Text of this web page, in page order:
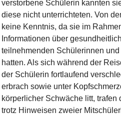
verstorbene Schülerin kannten
diese nicht unterrichteten. Von
keine Kenntnis, da sie im
Informationen über
teilnehmenden Schülerinnen
hatten. Als sich während der
der Schülerin fortlaufend
erbrach sowie unter
körperlicher Schwäche litt,
trotz Hinweisen zweier